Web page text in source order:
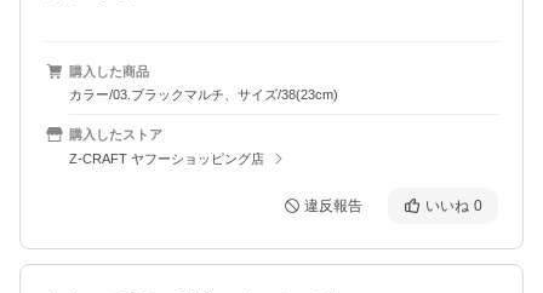
購入した商品
カラー/03.ブラックマルチ、サイズ/38(23cm)
購入したストア
Z-CRAFT ヤフーショッピング店
違反報告 いいね 0